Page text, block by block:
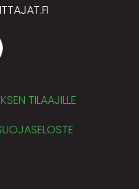
TILAAJILLE